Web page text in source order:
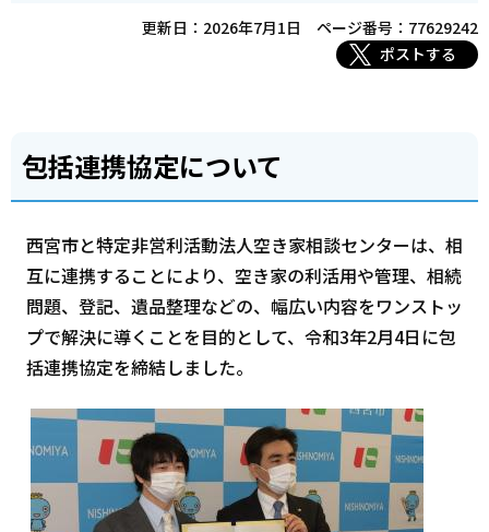
更新日：2026年7月1日
ページ番号：77629242
ポストする
包括連携協定について
西宮市と特定非営利活動法人空き家相談センターは、相
互に連携することにより、空き家の利活用や管理、相続
問題、登記、遺品整理などの、幅広い内容をワンストッ
プで解決に導くことを目的として、令和3年2月4日に包
括連携協定を締結しました。